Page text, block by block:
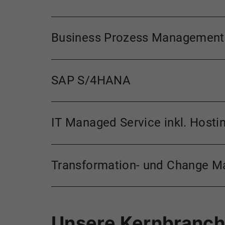
Business Prozess Management
SAP S/4HANA
IT Managed Service inkl.
Transformation- und Change